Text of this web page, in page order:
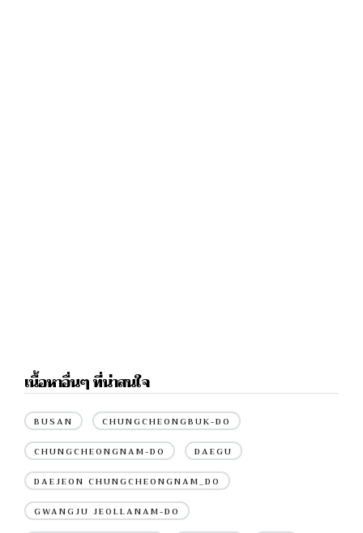
เนื้อหาอื่นๆ ที่น่าสนใจ
BUSAN CHUNGCHEONGBUK-DO
CHUNGCHEONGNAM-DO DAEGU
DAEJEON CHUNGCHEONGNAM_DO
GWANGJU JEOLLANAM-DO